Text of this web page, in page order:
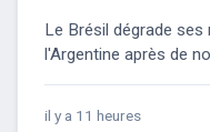
Le Brésil dégrade
l'Argentine après de
il y a 11 heures